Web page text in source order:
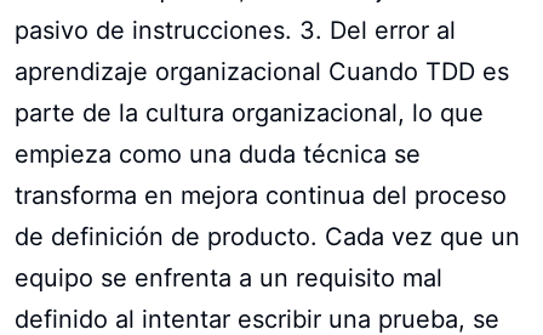
pasivo de instrucciones. 3. Del error al
aprendizaje organizacional Cuando TDD es
parte de la cultura organizacional, lo que
empieza como una duda técnica se
transforma en mejora continua del proceso
de definición de producto. Cada vez que un
equipo se enfrenta a un requisito mal
definido al intentar escribir una prueba, se